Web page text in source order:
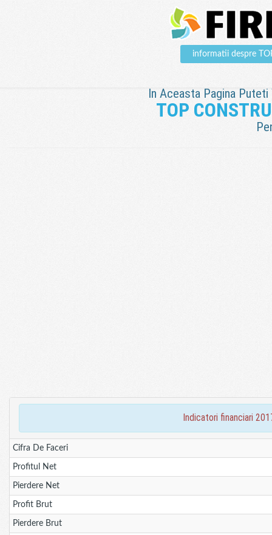
informatii despre
In Aceasta Pagina
TOP
indicatori financiari
Cifra De Faceri
Profitul Net
Pierdere Net
Profit Brut
Pierdere Brut